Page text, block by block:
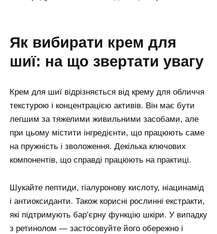
як вибирати крем для
шиї: на що звертати увагу
Крем для шиї відрізняється від крему для обличчя
текстурою і концентрацією активів. Він має бути
легшим за тяжелими живильними засобами, але
при цьому містити інгредієнти, що працюють саме
на пружність і зволоження. Декілька ключових
компонентів, що справді працюють на практиці.
Шукайте пептиди, гіалуронову кислоту, ніацинамід
і антиоксиданти. Також корисні рослинні екстракти,
які підтримують бар’єрну функцію шкіри. У випадку
з ретинолом — застосовуйте його обережно і